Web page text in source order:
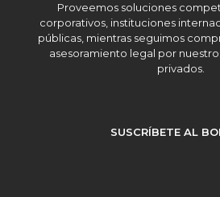
Proveemos soluciones
corporativos, instituciones
públicas, mientras seguimos
asesoramiento legal por
privados.
SUSCRÍBETE AL